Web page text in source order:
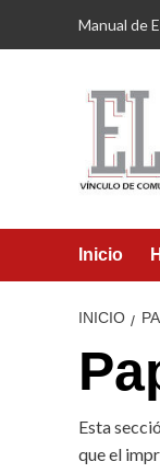
Manual de
Inicio
INICIO
Esta
que el